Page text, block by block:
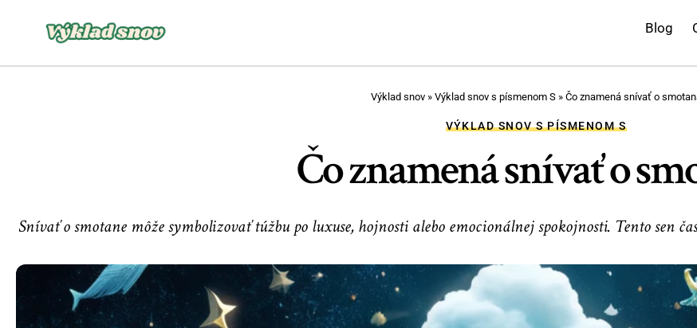
Blog
Výklad snov» Výklad snov s písmenom S» Čo znamená snívať o
VÝKLAD SNOV S PÍSMENOM S
Čo znamená snívať o
Snívať o smotane môže symbolizovať túžbu po luxuse, hojnosti alebo emocionálnej spokojnosti. Tento sen